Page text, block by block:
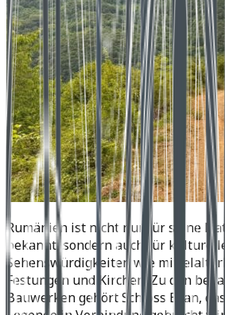
Rumänien ist nicht nur für seine
bekannt, sondern auch für
Sehenswürdigkeiten wie
Festungen und Kirchen. Zu den
Bauwerken gehört Schloss Bran,